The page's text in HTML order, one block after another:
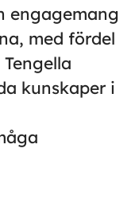
engagemang
med fördel
kunskaper i